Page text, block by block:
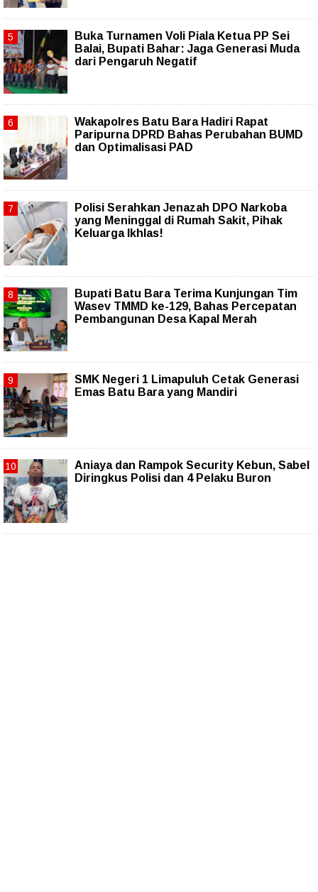
Buka Turnamen Voli Piala Ketua PP Sei
Balai, Bupati Bahar: Jaga Generasi Muda
dari Pengaruh Negatif
Wakapolres Batu Bara Hadiri Rapat
Paripurna DPRD Bahas Perubahan BUMD
dan Optimalisasi PAD
Polisi Serahkan Jenazah DPO Narkoba
yang Meninggal di Rumah Sakit, Pihak
Keluarga Ikhlas!
Bupati Batu Bara Terima Kunjungan Tim
Wasev TMMD ke-129, Bahas Percepatan
Pembangunan Desa Kapal Merah
SMK Negeri 1 Limapuluh Cetak Generasi
Emas Batu Bara yang Mandiri
Aniaya dan Rampok Security Kebun, Sabel
Diringkus Polisi dan 4 Pelaku Buron